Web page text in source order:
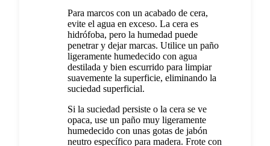
Para marcos con un acabado de cera,
evite el agua en exceso. La cera es
hidrófoba, pero la humedad puede
penetrar y dejar marcas. Utilice un paño
ligeramente humedecido con agua
destilada y bien escurrido para limpiar
suavemente la superficie, eliminando la
suciedad superficial.
Si la suciedad persiste o la cera se ve
opaca, use un paño muy ligeramente
humedecido con unas gotas de jabón
neutro específico para madera. Frote con